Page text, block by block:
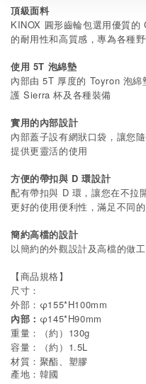
頂級面料
KINOX 圓形齒輪包選用優質
的耐用性和高質感，專為各種
使用 5T 泡綿墊
內部由 5T 厚度的 Toyron 泡綿
護 Sierra杯及各種裝備
實用的內部設計
內部蓋子設有網狀口袋，讓您
提供更靈活的使用
方便的帶扣與 D 環設計
配有帶扣與 D 環，讓您在不拉
更好的使用便利性，滿足不同
簡約高檔的設計
以簡約的外觀設計及高檔的做
【商品規格】
尺寸：
外部：φ155*H100mm
內部： φ145*H90mm
重量：（約）130g
容量：（約）1.5L
材質：聚酯、塑膠
產地：韓國